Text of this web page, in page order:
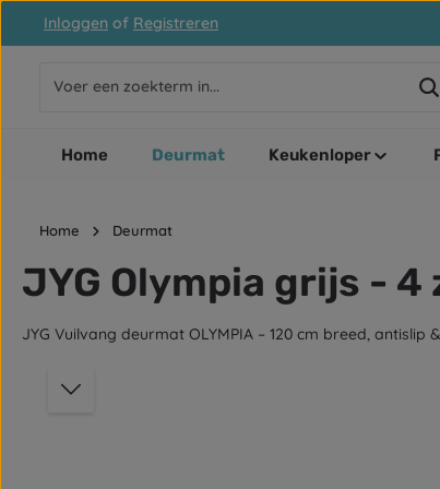
de hoofdinhoud
Ga naar de zoekopdracht
Ga naar de hoofdnavigatie
Inloggen of Registreren
Home Deurmat Keukenloper
Home Deurmat
JYG Olympia grijs -
JYG Vuilvang deurmat OLYMPIA – 120 cm breed,
Afbeeldingengalerij overslaan